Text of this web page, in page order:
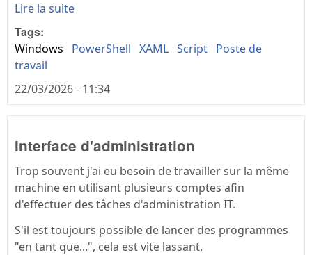
Lire la suite
Tags:
Windows PowerShell XAML Script Poste de
travail
22/03/2026 - 11:34
Interface d'administration
Trop souvent j'ai eu besoin de travailler sur la même
machine en utilisant plusieurs comptes afin
d'effectuer des tâches d'administration IT.
S'il est toujours possible de lancer des programmes
"en tant que...", cela est vite lassant.